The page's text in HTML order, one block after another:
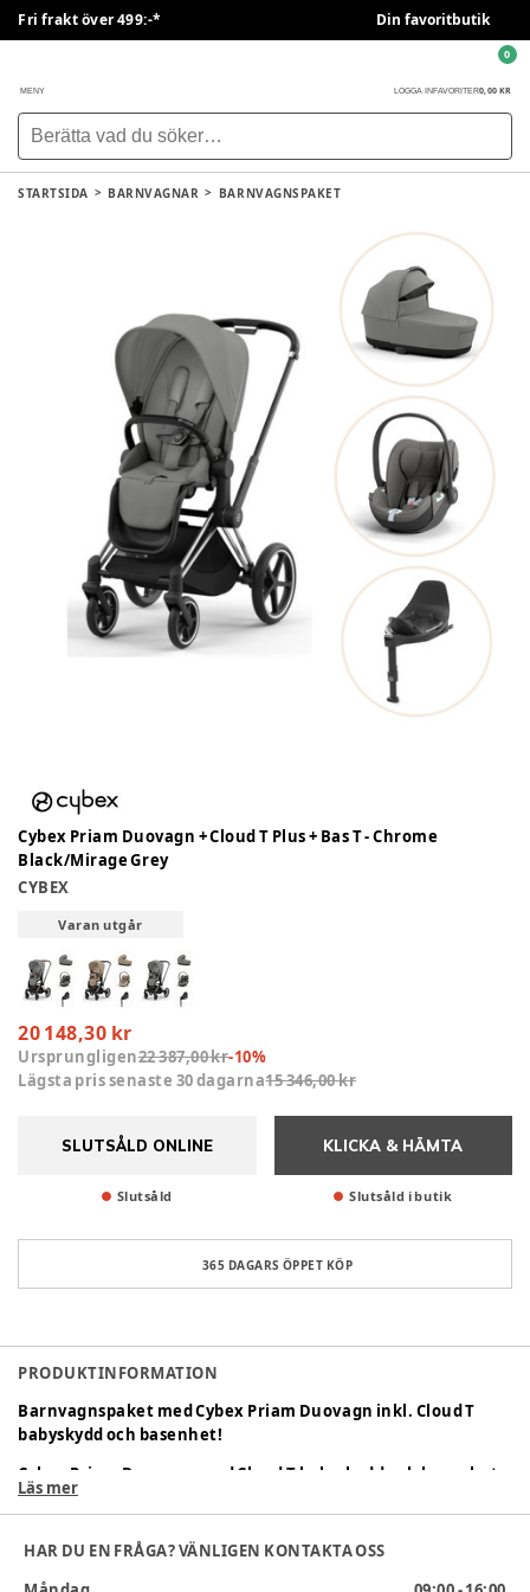
Fri frakt över 499:-* Din favoritbutik
MENY LOGGA IN FAVORITER0,00 KR
0
STARTSIDA BARNVAGNAR BARNVAGNSPAKET
Cybex Priam Duovagn + Cloud T Plus + Bas T - Chrome
Black/Mirage Grey
CYBEX
Varan utgår
20 148,30 kr
Ursprungligen22 387,00 kr-10%
Lägsta pris senaste 30 dagarna15 346,00 kr
SLUTSÅLD ONLINE
Slutsåld
KLICKA & HÄMTA
Slutsåld i butik
365 DAGARS ÖPPET KÖP
PRODUKTINFORMATION
Barnvagnspaket med Cybex Priam Duovagn inkl. Cloud T
babyskydd och basenhet!
Cybex Priam Duovagn med Cloud T babyskydd och basenhet
erbjuder en komplett och flexibel lösning för föräldrar.
Priam duovagnen har en högt placerad liggdel för bättre
kontakt med barnet och en smidig sittdel med justerbar sele
Läs mer
HAR DU EN FRÅGA? VÄNLIGEN KONTAKTA OSS